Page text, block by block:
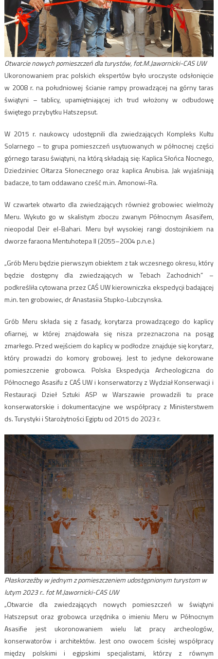
Otwarcie nowych pomieszczeń dla turystów, fot.M.Jawornicki-CAS UW
Ukoronowaniem prac polskich ekspertów było uroczyste odsłonięcie
w 2008 r. na południowej ścianie rampy prowadzącej na górny taras
świątyni – tablicy, upamiętniającej ich trud włożony w odbudowę
świętego przybytku Hatszepsut.
W 2015 r. naukowcy udostępnili dla zwiedzających Kompleks Kultu
Solarnego – to grupa pomieszczeń usytuowanych w północnej części
górnego tarasu świątyni, na którą składają się: Kaplica Słońca Nocnego,
Dziedziniec Ołtarza Słonecznego oraz kaplica Anubisa. Jak wyjaśniają
badacze, to tam oddawano cześć m.in. Amonowi-Ra.
W czwartek otwarto dla zwiedzających również grobowiec wielmoży
Meru. Wykuto go w skalistym zboczu zwanym Północnym Asasifem,
nieopodal Deir el-Bahari. Meru był wysokiej rangi dostojnikiem na
dworze faraona Mentuhotepa II (2055–2004 p.n.e.)
„Grób Meru będzie pierwszym obiektem z tak wczesnego okresu, który
będzie dostępny dla zwiedzających w Tebach Zachodnich” –
podkreśliła cytowana przez CAŚ UW kierowniczka ekspedycji badającej
m.in. ten grobowiec, dr Anastasiia Stupko-Lubczynska.
Grób Meru składa się z fasady, korytarza prowadzącego do kaplicy
ofiarnej, w której znajdowała się nisza przeznaczona na posąg
zmarłego. Przed wejściem do kaplicy w podłodze znajduje się korytarz,
który prowadzi do komory grobowej. Jest to jedyne dekorowane
pomieszczenie grobowca. Polska Ekspedycja Archeologiczna do
Północnego Asasifu z CAŚ UW i konserwatorzy z Wydział Konserwacji i
Restauracji Dzieł Sztuki ASP w Warszawie prowadzili tu prace
konserwatorskie i dokumentacyjne we współpracy z Ministerstwem
ds. Turystyki i Starożytności Egiptu od 2015 do 2023 r.
Płaskorzeźby w jednym z pomieszczeniem udostępnionym turystom w
lutym 2023 r.. fot M.Jawornicki-CAS UW
„Otwarcie dla zwiedzających nowych pomieszczeń w świątyni
Hatszepsut oraz grobowca urzędnika o imieniu Meru w Północnym
Asasifie jest ukoronowaniem wielu lat pracy archeologów,
konserwatorów i architektów. Jest ono owocem ścisłej współpracy
między polskimi i egipskimi specjalistami, którzy z równym